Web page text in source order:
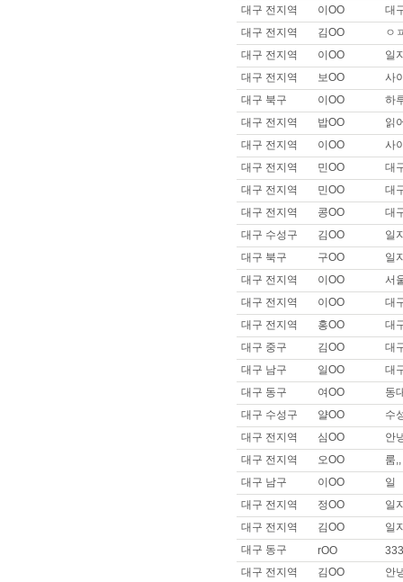
희망지역 : 서울 강남구 / 희망
제목 :자차보유로 할수있는 일
이름 :트OO
희망지역 : 서울 전지역 / 희망
제목 :트젠선희
이름 : 쇠OO
희망지역 : 서울 강서구 / 희망
제목 :매니저,실장급으로 구직
이름 :일OO
희망지역 : 부산 북구 / 희망급
제목 :부산이구~일자리구해욥
이름 : 으OO
희망지역 : 서울 강남구 / 희망
제목 :잘 부탁드립니다
이름 :은OO
희망지역 : 서울 강북구 / 희망
제목 :안녕하세요 장기근무 구
이름 : 아OO
희망지역 : 경기 고양시 / 희망
제목 :남성마시지사 남성도우미
이름 :이OO
희망지역 : 경기 고양시 / 희망
제목 :잘부탁드립니다. 이나리
이름 :
안OO
희망지역 : 경기 고양시 / 희망
제목 :안 ㅁ 나 오 ㅍ 없을까요?
이름 :이OO
희망지역 : 서울 관악구 / 희망
제목 :44사이즈 썰부자 타로리
이름 :안OO
희망지역 : 경기 고양시 / 희망
대구 전지역
이OO
대
대구 전지역
김OO
ㅇ
대구 전지역
이OO
일
대구 전지역
보OO
사
대구 북구
이OO
하
대구 전지역
밥OO
읽
대구 전지역
이OO
사
대구 전지역
민OO
대
대구 전지역
민OO
대
대구 전지역
콩OO
대
대구 수성구
김OO
일
대구 북구
구OO
일
대구 전지역
이OO
서
대구 전지역
이OO
대
대구 전지역
홍OO
대
대구 중구
김OO
대
대구 남구
일OO
대
대구 동구
여OO
동
대구 수성구
얄OO
수
대구 전지역
심OO
안
대구 전지역
오OO
룸
대구 남구
이OO
일
대구 전지역
정OO
일
대구 전지역
김OO
일
대구 동구
rOO
333
대구 전지역
김OO
안